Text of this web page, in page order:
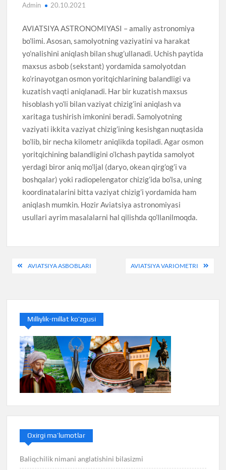
Admin 20.10.2021
AVIATSIYA ASTRONOMIYASI – amaliy astronomiya
bo’limi. Asosan, samolyotning vaziyatini va harakat
yo’nalishini aniqlash bilan shug’ullanadi. Uchish paytida
maxsus asbob (sekstant) yordamida samolyotdan
ko’rinayotgan osmon yoritqichlarining balandligi va
kuzatish vaqti aniqlanadi. Har bir kuzatish maxsus
hisoblash yo’li bilan vaziyat chizig’ini aniqlash va
xaritaga tushirish imkonini beradi. Samolyotning
vaziyati ikkita vaziyat chizig’ining kesishgan nuqtasida
bo’lib, bir necha kilometr aniqlikda topiladi. Agar osmon
yoritqichining balandligini o’lchash paytida samolyot
yerdagi biror aniq mo’ljal (daryo, okean qirg’og’i va
boshqalar) yoki radiopelengator chizig’ida bo’lsa, uning
koordinatalarini bitta vaziyat chizig’i yordamida ham
aniqlash mumkin. Hozir Aviatsiya astronomiyasi
usullari ayrim masalalarni hal qilishda qo’llanilmoqda.
PostAVIATSIYA ASBOBLARI AVIATSIYA VARIOMETRI
Milliylik-millat ko’zgusi
Oxirgi ma’lumotlar
Baliqchilik nimani anglatishini bilasizmi